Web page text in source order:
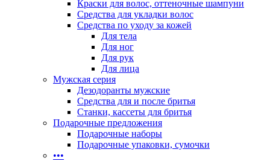
Краски для волос, оттеночные шампуни
Средства для укладки волос
Средства по уходу за кожей
Для тела
Для ног
Для рук
Для лица
Мужская серия
Дезодоранты мужские
Средства для и после бритья
Станки, кассеты для бритья
Подарочные предложения
Подарочные наборы
Подарочные упаковки, сумочки
•••